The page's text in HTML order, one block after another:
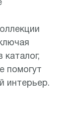
каталог,
помогут
интерьер.